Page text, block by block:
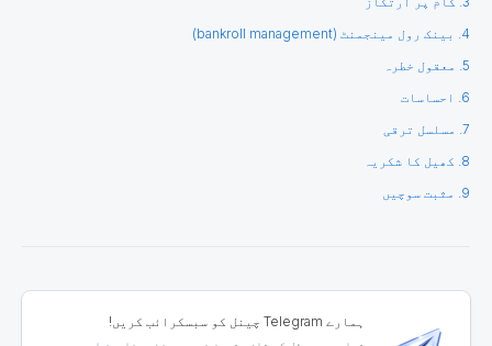
4. بینک رول مینجمنٹ (bankroll management)
5. معقول خطرہ
6. احساسات
7. مسلسل ترقی
8. کھیل کا شکریہ
9. مثبت سوچیں
ہمارے Telegram چینل کو سبسکرائب کریں!